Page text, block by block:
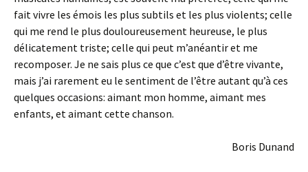
fait vivre les émois les plus subtils et les plus violents; celle
qui me rend le plus douloureusement heureuse, le plus
délicatement triste; celle qui peut m’anéantir et me
recomposer. Je ne sais plus ce que c’est que d’être vivante,
mais j’ai rarement eu le sentiment de l’être autant qu’à ces
quelques occasions: aimant mon homme, aimant mes
enfants, et aimant cette chanson.
Boris Dunand